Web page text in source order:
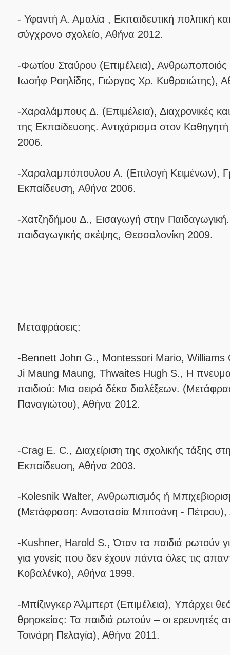
- Υφαντή Α. Αμαλία , Εκπαιδευτική πολιτική
σύγχρονο σχολείο, Αθήνα 2012.
-Φωτίου Σταύρου (Επιμέλεια),
Ιωσήφ Ροηλίδης, Γιώργος Χρ. Κυθραιώτης),
-Χαραλάμπους Δ. (Επιμέλεια), Διαχρονικές
της Εκπαίδευσης. Αντιχάρισμα στον
2006.
-Χαραλαμπόπουλου Α. (Επιλογή Κειμένων),
Εκπαίδευση, Αθήνα 2006.
-Χατζηδήμου Δ., Εισαγωγή στην
παιδαγωγικής σκέψης, Θεσσαλονίκη 2009.
Μεταφράσεις:
-Bennett John G., Montessori Mario, Williams
Ji Maung Maung, Thwaites Hugh S., Η
παιδιού: Μια σειρά δέκα διαλέξεων.
Παναγιώτου), Αθήνα 2012.
-Crag E. C., Διαχείριση της σχολικής τάξης
Εκπαίδευση, Αθήνα 2003.
-Kolesnik Walter, Ανθρωπισμός ή
(Μετάφραση: Αναστασία Μπιτσάνη -
-Kushner, Harold S., Όταν τα παιδιά ρωτούν
για γονείς που δεν έχουν πάντα όλες τις
Κοβαλένκο), Αθήνα 1999.
-Μπίζινγκερ Άλμπερτ (Επιμέλεια), Υπάρχει
θρησκείας: Τα παιδιά ρωτούν – οι
Τσινάρη Πελαγία), Αθήνα 2011.